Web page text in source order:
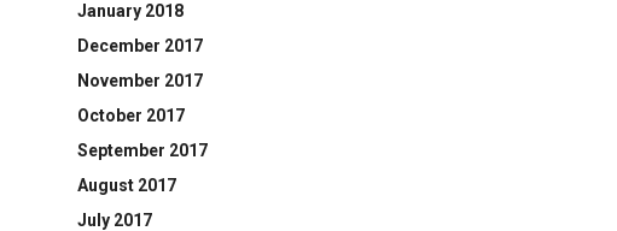
January 2018
December 2017
November 2017
October 2017
September 2017
August 2017
July 2017